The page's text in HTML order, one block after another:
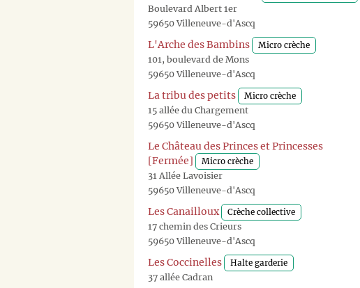
Boulevard Albert 1er
59650 Villeneuve-d'Ascq
L'Arche des Bambins Micro crèche
101, boulevard de Mons
59650 Villeneuve-d'Ascq
La tribu des petits Micro crèche
15 allée du Chargement
59650 Villeneuve-d'Ascq
Le Château des Princes et Princesses
[Fermée]
Micro crèche
31 Allée Lavoisier
59650 Villeneuve-d'Ascq
Les Canailloux Crèche collective
17 chemin des Crieurs
59650 Villeneuve-d'Ascq
Les Coccinelles Halte garderie
37 allée Cadran